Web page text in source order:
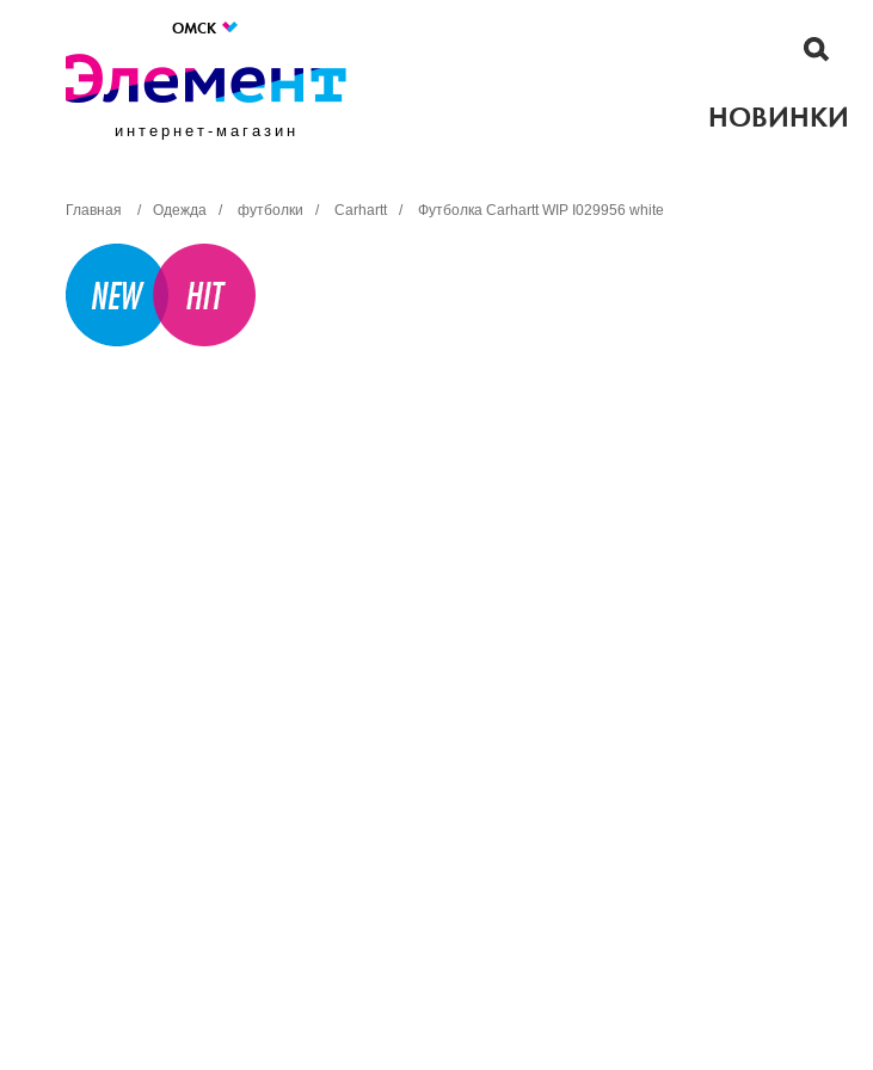
ОМСК
интернет-магазин НОВИНКИ
Главная / Одежда / футболки / Carhartt / Футболка Carhartt WIP I029956 white